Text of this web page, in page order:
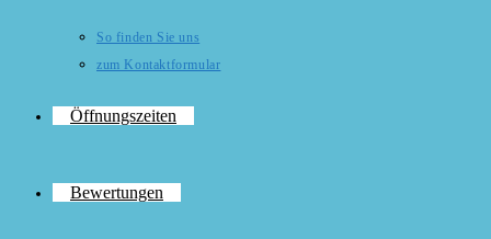
So finden Sie uns
zum Kontaktformular
Öffnungszeiten
Bewertungen